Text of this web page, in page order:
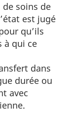
soins de
est jugé
qu’ils
à qui ce
dans
durée ou
avec